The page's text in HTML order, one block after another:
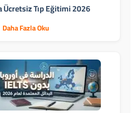
Ücretsiz Tıp Eğitimi 2026
Daha Fazla Oku